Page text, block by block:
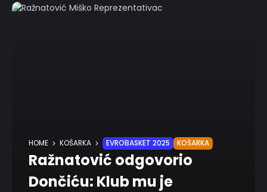
HOME KOŠARKA EVROBASKET 2025 KOŠARKA
Ražnatović odgovorio
Dončiću: Klub mu je